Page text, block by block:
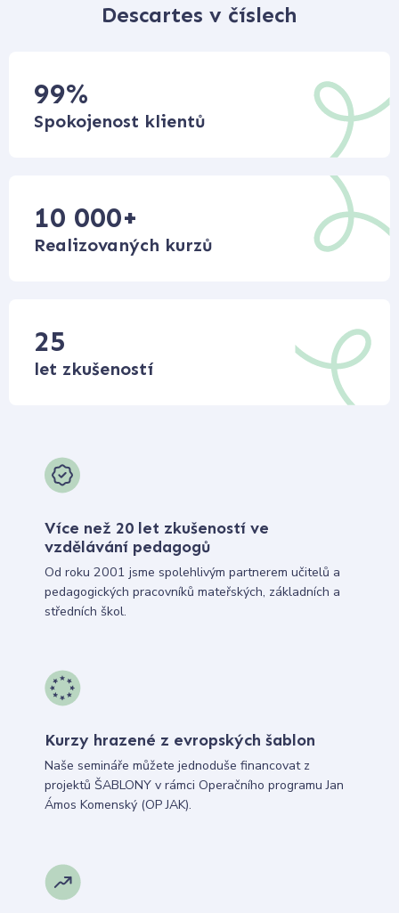
Descartes v číslech
99%
Spokojenost klientů
10 000+
Realizovaných kurzů
25
let zkušeností
Více než 20 let zkušeností ve
vzdělávání pedagogů
Od roku 2001 jsme spolehlivým partnerem učitelů a
pedagogických pracovníků mateřských, základních a
středních škol.
Kurzy hrazené z evropských šablon
Naše semináře můžete jednoduše financovat z
projektů ŠABLONY v rámci Operačního programu Jan
Ámos Komenský (OP JAK).